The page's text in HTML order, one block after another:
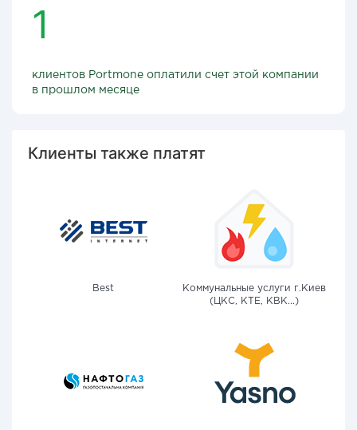
1
клиентов Portmone оплатили счет этой компании
в прошлом месяце
Клиенты также платят
Best
Коммунальные услуги г.Киев
(ЦКС, КТЕ, КВК...)